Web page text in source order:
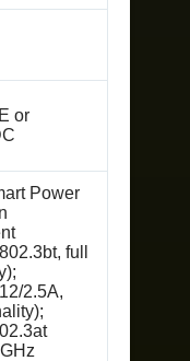
or
Power
full
2.5A,